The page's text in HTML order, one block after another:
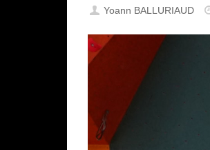
Yoann BALLURIAUD